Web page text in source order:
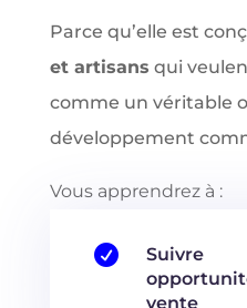
Parce qu’elle est
et artisans qui
comme un véritable
développement
Vous apprendrez à :

Suivre
vente